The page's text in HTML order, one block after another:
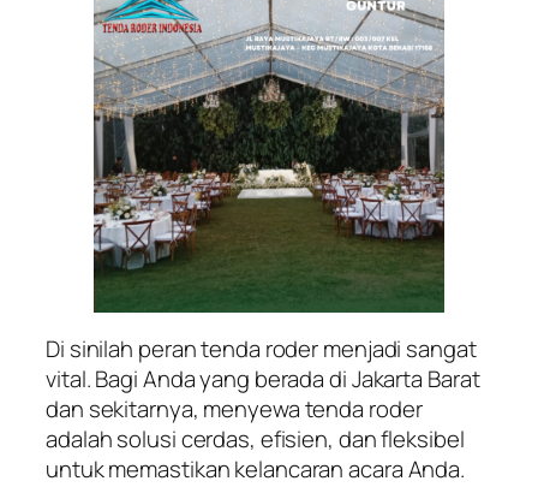
Di sinilah peran tenda roder menjadi sangat
vital. Bagi Anda yang berada di Jakarta Barat
dan sekitarnya, menyewa tenda roder
adalah solusi cerdas, efisien, dan fleksibel
untuk memastikan kelancaran acara Anda.